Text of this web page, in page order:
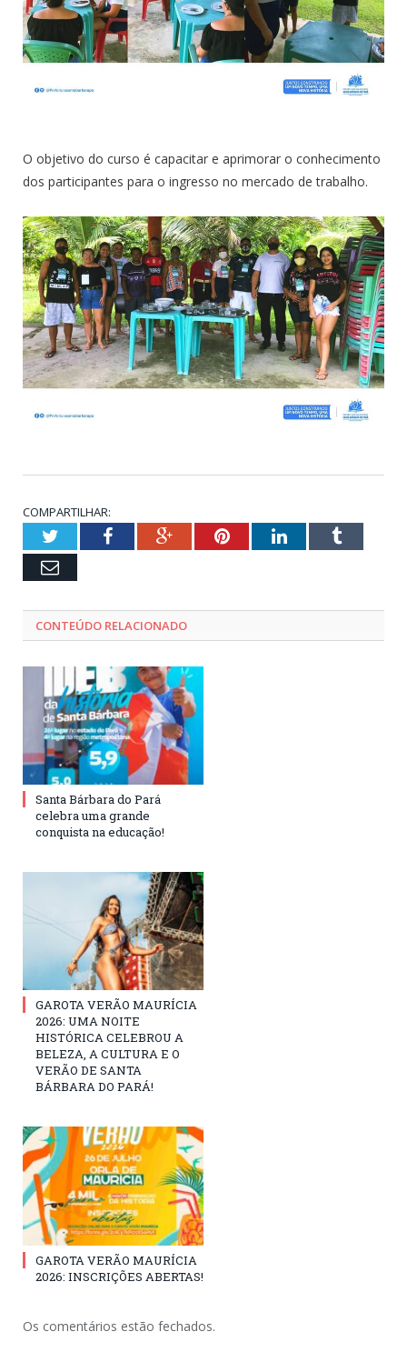
O objetivo do curso é capacitar e aprimorar o conhecimento
dos participantes para o ingresso no mercado de trabalho.
COMPARTILHAR:
TwitterFacebookGoogle+PinterestLinkedInTumblr
Email
CONTEÚDO RELACIONADO
Santa Bárbara do Pará
celebra uma grande
conquista na educação!
GAROTA VERÃO MAURÍCIA
2026: UMA NOITE
HISTÓRICA CELEBROU A
BELEZA, A CULTURA E O
VERÃO DE SANTA
BÁRBARA DO PARÁ!
GAROTA VERÃO MAURÍCIA
2026: INSCRIÇÕES ABERTAS!
Os comentários estão fechados.